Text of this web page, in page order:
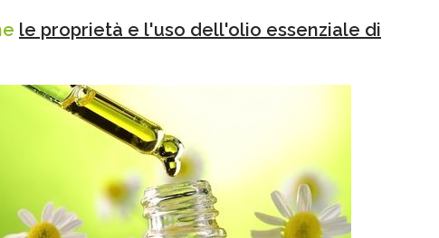
le proprietà e l'uso dell'olio essenziale di